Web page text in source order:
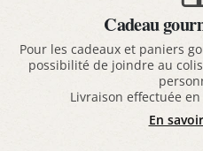
Cadeau
Pour les cadeaux et paniers
possibilité de joindre au
Livraison effectuée
En